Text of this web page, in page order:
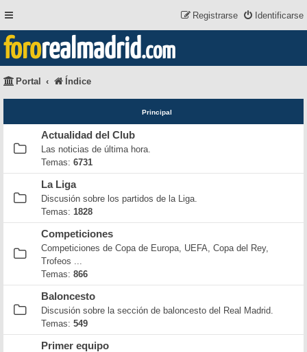
Identificarse
Registrarse
fororealmadrid.com
Portal Índice
Principal
Actualidad del Club
Las noticias de última hora.
Temas: 6731
La Liga
Discusión sobre los partidos de la Liga.
Temas: 1828
Competiciones
Competiciones de Copa de Europa, UEFA, Copa del Rey,
Trofeos ...
Temas: 866
Baloncesto
Discusión sobre la sección de baloncesto del Real Madrid.
Temas: 549
Primer equipo